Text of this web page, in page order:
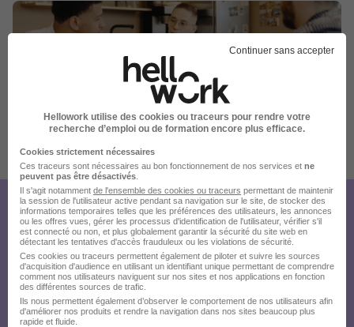
16 de plus
Publiée le 11/07/2026 - Réf : 3733676/27074515 CDTLF/44D
Créez votre compte Hellowork et
envoyez votre candidature !
Continuer sans accepter
Hellowork utilise des cookies ou traceurs pour rendre votre
recherche d’emploi ou de formation encore plus efficace.
Cookies strictement nécessaires
Ces traceurs sont nécessaires au bon fonctionnement de nos services et ne
peuvent pas être désactivés
Il s'agit notamment de l'ensemble des cookies ou traceurs permettant de maintenir
la session de l'utilisateur active pendant sa navigation sur le site, de stocker des
informations temporaires telles que les préférences des utilisateurs, les annonces
ou les offres vues, gérer les processus d'identification de l'utilisateur, vérifier s'il
est connecté ou non, et plus globalement garantir la sécurité du site web en
détectant les tentatives d'accès frauduleux ou les violations de sécurité.
Ces cookies ou traceurs permettent également de piloter et suivre les sources
d'acquisition d'audience en utilisant un identifiant unique permettant de comprendre
comment nos utilisateurs naviguent sur nos sites et nos applications en fonction
des différentes sources de trafic.
Ils nous permettent également d’observer le comportement de nos utilisateurs afin
d'améliorer nos produits et rendre la navigation dans nos sites beaucoup plus
rapide et fluide.